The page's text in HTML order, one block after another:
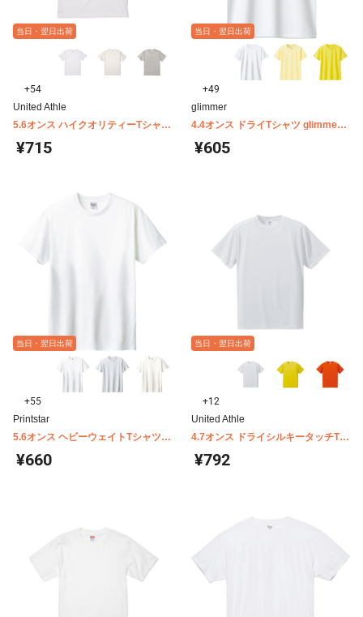
当日・翌日出荷
+54
United Athle
5.6オンス ハイクオリティーTシャツ
United Athle 5001-01
¥715
当日・翌日出荷
+49
glimmer
4.4オンス ドライTシャツ glimmer
00300-ACT
¥605
当日・翌日出荷
+55
Printstar
5.6オンス ヘビーウェイトTシャツ
Printstar 00085-CVT
¥660
当日・翌日出荷
+12
United Athle
4.7オンス ドライシルキータッチTシ
ャツ United Athle 5088-01
¥792